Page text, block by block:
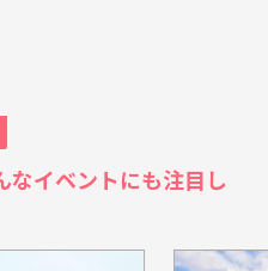
イベントにも注目し